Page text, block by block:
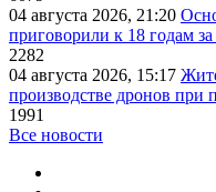
04 августа 2026, 21:20
приговорили к 18 годам
2282
04 августа 2026, 15:17
производстве дронов при
1991
Все новости